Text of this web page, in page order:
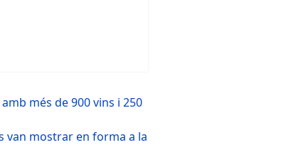
més de 900 vins i 250
van mostrar en forma a la